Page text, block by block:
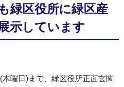
緑区役所に緑区産
示しています
曜日)まで、緑区役所正面玄関